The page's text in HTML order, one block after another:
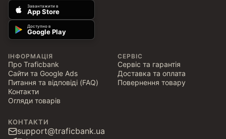
Завантажити в
App Store
Доступно в
Google Play
ІНФОРМАЦІЯ
Про Traficbank
Сайти та Google Ads
Питання та відповіді (FAQ)
Контакти
Огляди товарів
СЕРВІС
Сервіс та гарантія
Доставка та оплата
Повернення товару
КОНТАКТИ
support@traficbank.ua